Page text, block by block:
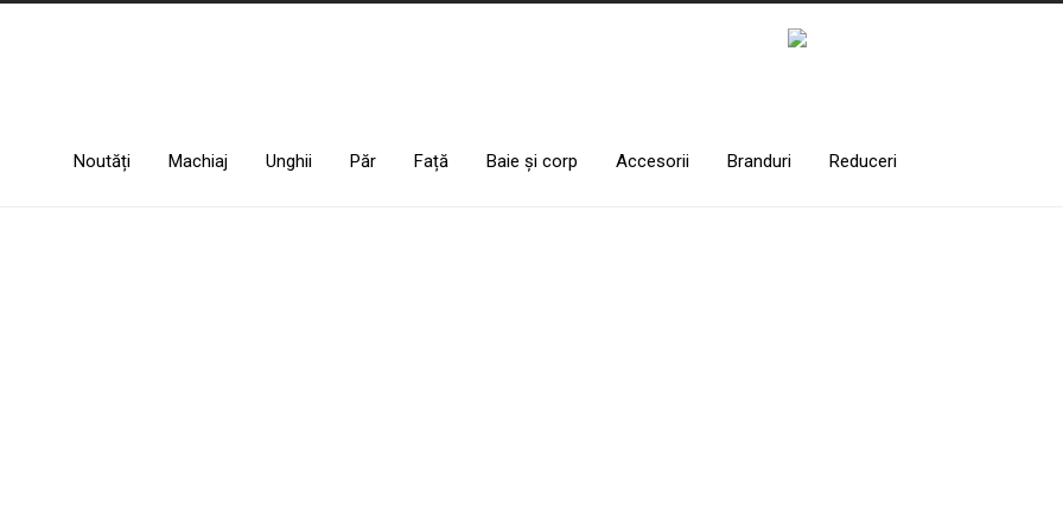
Noutăți Machiaj Unghii Păr Față Baie și corp Accesorii Branduri Reduceri